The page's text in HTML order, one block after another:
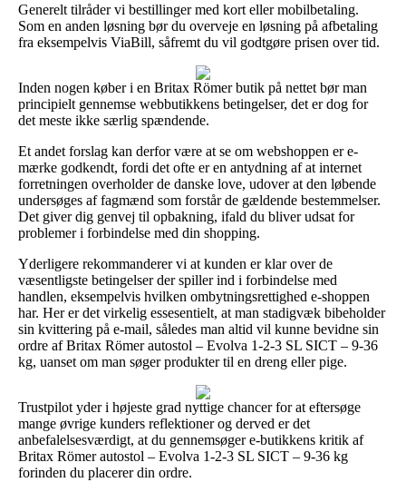
Generelt tilråder vi bestillinger med kort eller mobilbetaling.
Som en anden løsning bør du overveje en løsning på afbetaling
fra eksempelvis ViaBill, såfremt du vil godtgøre prisen over tid.
Inden nogen køber i en Britax Römer butik på nettet bør man
principielt gennemse webbutikkens betingelser, det er dog for
det meste ikke særlig spændende.
Et andet forslag kan derfor være at se om webshoppen er e-
mærke godkendt, fordi det ofte er en antydning af at internet
forretningen overholder de danske love, udover at den løbende
undersøges af fagmænd som forstår de gældende bestemmelser.
Det giver dig genvej til opbakning, ifald du bliver udsat for
problemer i forbindelse med din shopping.
Yderligere rekommanderer vi at kunden er klar over de
væsentligste betingelser der spiller ind i forbindelse med
handlen, eksempelvis hvilken ombytningsrettighed e-shoppen
har. Her er det virkelig essesentielt, at man stadigvæk bibeholder
sin kvittering på e-mail, således man altid vil kunne bevidne sin
ordre af Britax Römer autostol – Evolva 1-2-3 SL SICT – 9-36
kg, uanset om man søger produkter til en dreng eller pige.
Trustpilot yder i højeste grad nyttige chancer for at eftersøge
mange øvrige kunders reflektioner og derved er det
anbefalelsesværdigt, at du gennemsøger e-butikkens kritik af
Britax Römer autostol – Evolva 1-2-3 SL SICT – 9-36 kg
forinden du placerer din ordre.